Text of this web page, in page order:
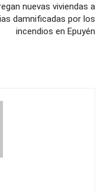
nuevas viviendas a
damnificadas por los
incendios en Epuyén